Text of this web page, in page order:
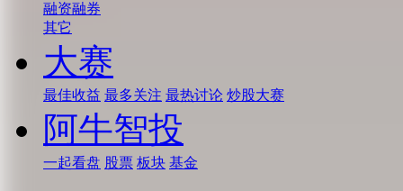
融资融券
其它
大赛
最佳收益 最多关注 最热讨论 炒股大赛
阿牛智投
一起看盘 股票 板块 基金